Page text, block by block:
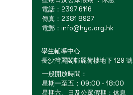
電話：2397 6116
傳真：2381 8927
電郵： info@hyc.org.hk
學生輔導中心
長沙灣麗閣邨麗荷樓地下 129 號
一般開放時間：
星期一至五：09:00 - 18:00
星期六、日及公眾假期：休息